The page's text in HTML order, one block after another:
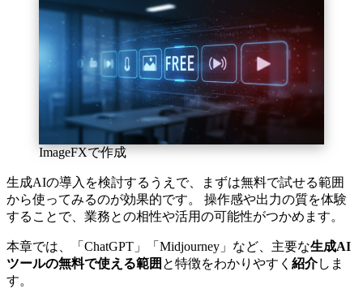
ImageFXで作成
生成AIの導入を検討するうえで、まずは無料で試せる範囲
から使ってみるのが効果的です。 操作感や出力の質を体験
することで、業務との相性や活用の可能性がつかめます。
本章では、「ChatGPT」「Midjourney」など、主要な生成AI
ツールの無料で使える範囲 と特徴をわかりやすく 紹介しま
す。